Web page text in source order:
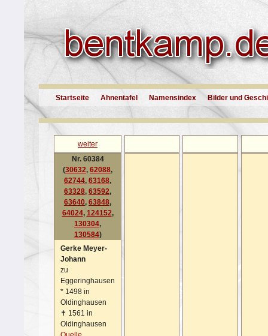
Startseite Ahnentafel Namensindex Bilder und
weiter
Nr. 60384
(30632, 62088,
62744, 63168,
63328, 63592,
63640, 63848,
64024, 124152,
130304,
130584)
Gerke Meyer-
Johann
zu
Eggeringhausen
* 1498 in
Oldinghausen
✝ 1561 in
Oldinghausen